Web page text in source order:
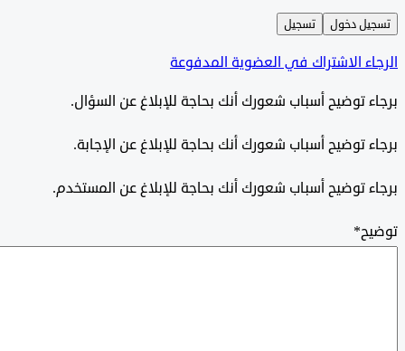
دخول تسجيل
الاشتراك في العضوية المدفوعة
توضيح أسباب شعورك أنك بحاجة للإبلاغ عن السؤال.
توضيح أسباب شعورك أنك بحاجة للإبلاغ عن الإجابة.
توضيح أسباب شعورك أنك بحاجة للإبلاغ عن المستخدم.
*